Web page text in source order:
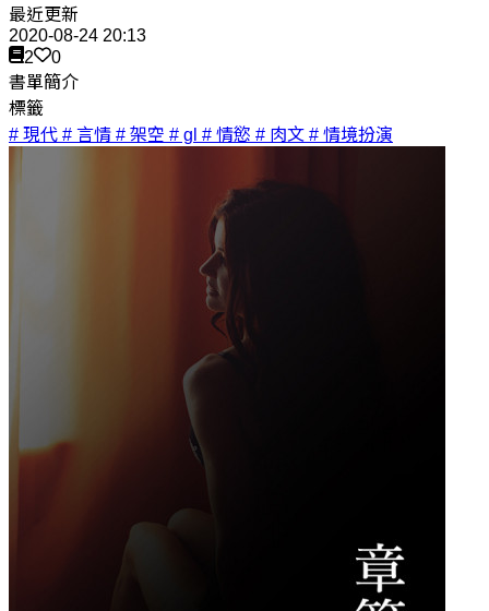
最近更新
2020-08-24 20:13
2
0
書單簡介
標籤
# 現代 # 言情 # 架空 # gl # 情慾 # 肉文 # 情境扮演